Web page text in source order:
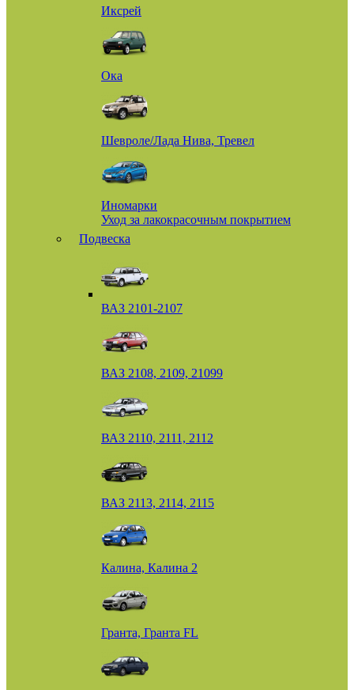
Иксрей
Ока
Шевроле/Лада Нива, Тревел
Иномарки
Уход за лакокрасочным покрытием
Подвеска
ВАЗ 2101-2107
ВАЗ 2108, 2109, 21099
ВАЗ 2110, 2111, 2112
ВАЗ 2113, 2114, 2115
Калина, Калина 2
Гранта, Гранта FL